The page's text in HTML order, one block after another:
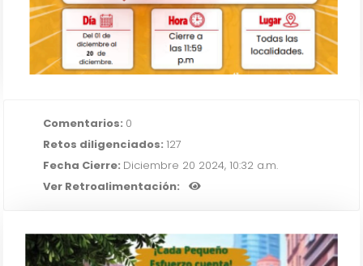
Comentarios: 0
Retos diligenciados: 127
Fecha Cierre: Diciembre 20 2024, 10:32 a.m.
Ver Retroalimentación: